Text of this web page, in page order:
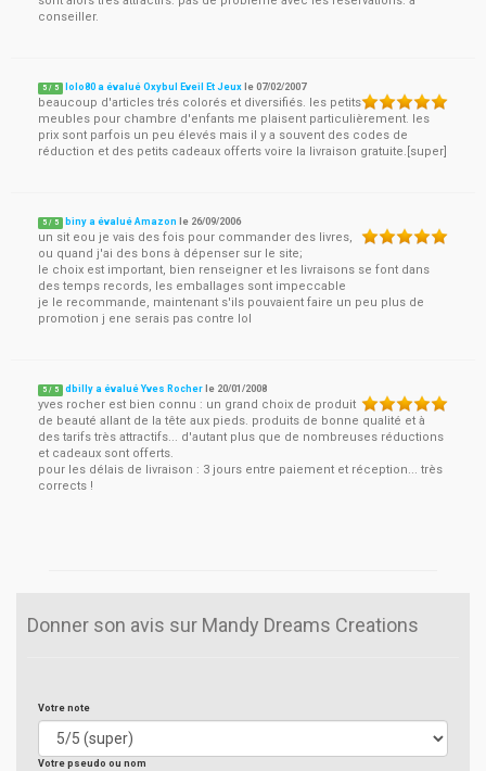
conseiller.
5 / 5 lolo80 a évalué Oxybul Eveil Et Jeux le07/02/2007
beaucoup d'articles trés colorés et diversifiés. les petits
meubles pour chambre d'enfants me plaisent particulièrement. les
prix sont parfois un peu élevés mais il y a souvent des codes de
réduction et des petits cadeaux offerts voire la livraison gratuite.[super]
5 / 5 biny a évalué Amazon le 26/09/2006
un sit eou je vais des fois pour commander des livres,
ou quand j'ai des bons à dépenser sur le site;
le choix est important, bien renseigner et les livraisons se font dans
des temps records, les emballages sont impeccable
je le recommande, maintenant s'ils pouvaient faire un peu plus de
promotion j ene serais pas contre lol
5 / 5 dbilly a évalué Yves Rocher le 20/01/2008
yves rocher est bien connu : un grand choix de produit
de beauté allant de la tête aux pieds. produits de bonne qualité et à
des tarifs très attractifs... d'autant plus que de nombreuses réductions
et cadeaux sont offerts.
pour les délais de livraison : 3 jours entre paiement et réception... très
corrects !
Donner son avis sur Mandy Dreams Creations
Votre note
Votre pseudo ou nom